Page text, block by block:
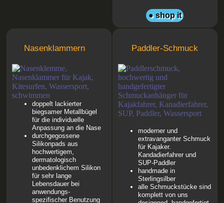
● shop it
Nasenklammern
doppelt lackierter
biegsamer Metallbügel
für die individuelle
Anpassung an die Nase
durchgegossene
Silikonpads aus
hochwertigem,
dermatologisch
unbedenklichem Silikon
für sehr lange
Lebensdauer bei
anwendungs-
spezifischer Benutzung
Paddler-Schmuck
moderner und
extravanganter Schmuck
für Kajaker.
Kandadierfahrer und
SUP-Paddler
handmade in
Sterlingsilber
alle Schmuckstücke sind
komplett von uns